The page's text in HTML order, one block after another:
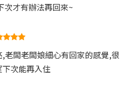
次才有辦法再回來~
老闆老闆娘細心有回家的感覺,很
次能再入住